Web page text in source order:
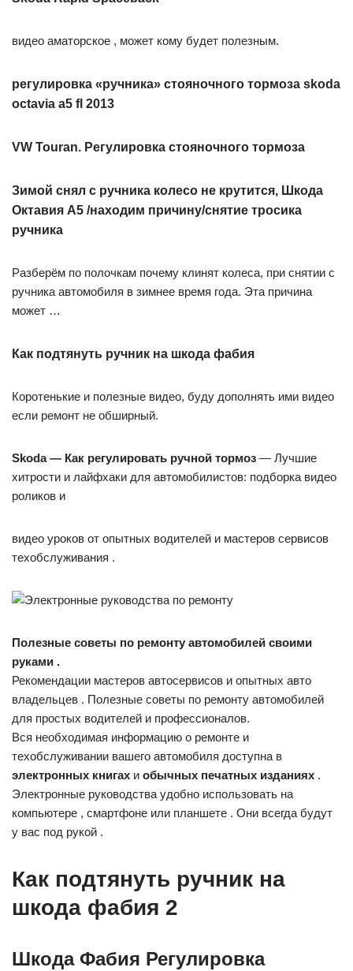
видео аматорское , может кому будет полезным.
регулировка «ручника» стояночного тормоза skoda
octavia a5 fl 2013
VW Touran. Регулировка стояночного тормоза
Зимой снял с ручника колесо не крутится, Шкода
Октавия А5 /находим причину/снятие тросика
ручника
Разберём по полочкам почему клинят колеса, при снятии с
ручника автомобиля в зимнее время года. Эта причина
может …
Как подтянуть ручник на шкода фабия
Коротенькие и полезные видео, буду дополнять ими видео
если ремонт не обширный.
Skoda — Как регулировать ручной тормоз — Лучшие
хитрости и лайфхаки для автомобилистов: подборка видео
роликов и
видео уроков от опытных водителей и мастеров сервисов
техобслуживания .
Полезные советы по ремонту автомобилей своими
руками .
Рекомендации мастеров автосервисов и опытных авто
владельцев . Полезные советы по ремонту автомобилей
для простых водителей и профессионалов.
Вся необходимая информацию о ремонте и
техобслуживании вашего автомобиля доступна в
электронных книгах и обычных печатных изданиях .
Электронные руководства удобно использовать на
компьютере , смартфоне или планшете . Они всегда будут
у вас под рукой .
Как подтянуть ручник на
шкода фабия 2
Шкода Фабия Регулировка